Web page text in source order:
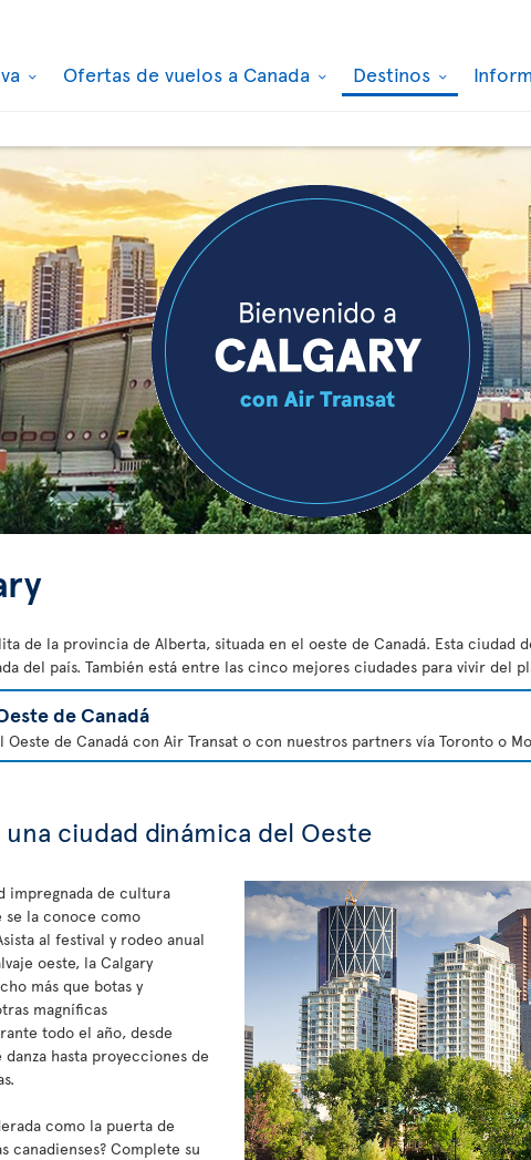
Ofertas de vuelos a Canada Destinos
de la provincia de Alberta, situada en el oeste de Canadá. Esta ciudad
del país. También está entre las cinco mejores ciudades para vivir del
de Canadá
de Canadá con Air Transat o con nuestros partners vía Toronto o
ciudad dinámica del Oeste
impregnada de cultura
la conoce como
al festival y rodeo anual
oeste, la Calgary
más que botas y
magníficas
todo el año, desde
hasta proyecciones de
como la puerta de
canadienses? Complete su